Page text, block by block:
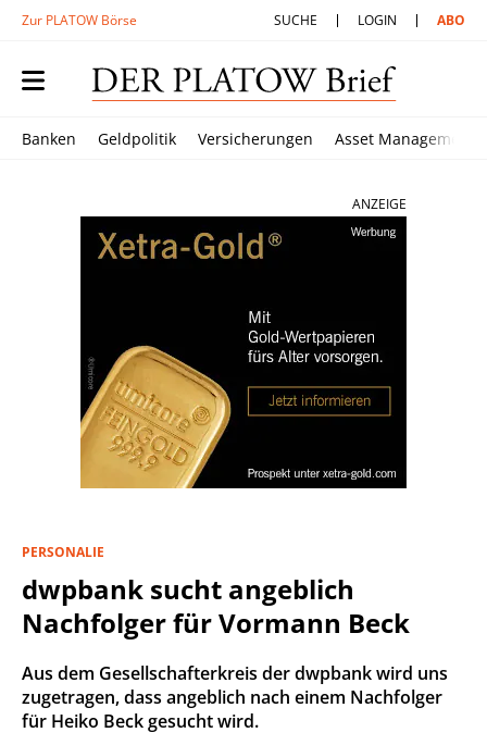
Zur PLATOW Börse SUCHE LOGIN ABO
Banken Geldpolitik Versicherungen Asset Management
ANZEIGE
PERSONALIE
dwpbank sucht angeblich
Nachfolger für Vormann Beck
Aus dem Gesellschafterkreis der dwpbank wird uns
zugetragen, dass angeblich nach einem Nachfolger
für Heiko Beck gesucht wird.